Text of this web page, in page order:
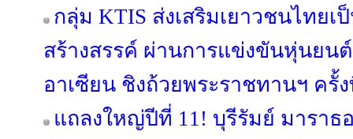
กลุ่ม KTIS ส่งเสริมเยาวชนไทย
สร้างสรรค์ ผ่านการแข่งขันหุ่นยน
อาเซียน ชิงถ้วยพระราชทานฯ ครั้
แถลงใหญ่ปีที่ 11! บุรีรัมย์ มาราธ